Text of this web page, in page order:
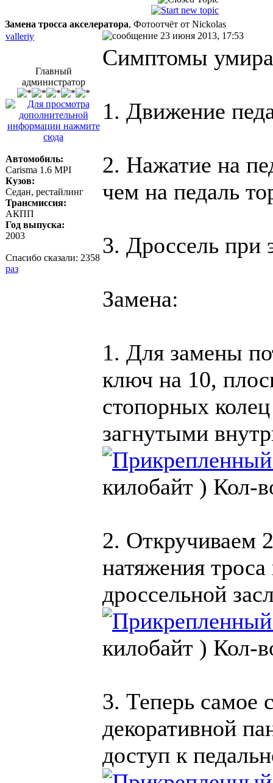
Замена тросса акселератора, Фотоотчёт от Nickolas
valleriy
23 июня 2013, 17:53
Главный
администратор
Автомобиль:
Carisma 1.6 MPI
Кузов:
Седан, рестайлинг
Трансмиссия:
АКПП
Год выпуска:
2003
Спасибо сказали: 2358
раз
Симптомы
1. Движение
2. Нажатие на
чем на педаль
3. Дроссель при
Замена:
1. Для замены
ключ на 10,
стопорных
загнутыми
килобайт ) Кол-
2. Откручиваем
натяжения
дроссельной
килобайт ) Кол-
3. Теперь самое
декоративной
доступ к